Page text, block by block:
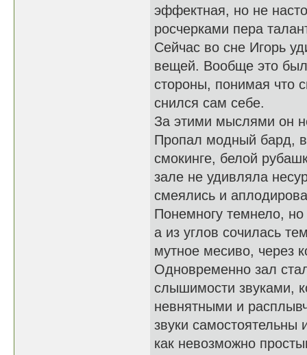
эффектная, но не
росчерками пера
Сейчас во сне Игорь
вещей. Вообще это
стороны, понимая что
снился сам себе.
За этими мыслями он
Пропал модный бард,
смокинге, белой
зале не удивляла
смеялись и
Понемногу темнело,
а из углов сочилась
мутное месиво, через
Одновременно зал
слышимости звуками,
невнятными и
звуки самостоятельны
как невозможно